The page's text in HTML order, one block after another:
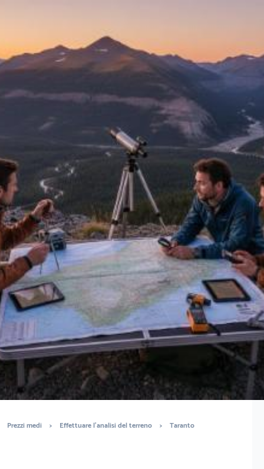
Quanto costa
effettuare l'analisi del
terreno a Taranto?
Prezzi e tariffe 2026
Il costo medio per effettuare l'analisi del
terreno va da25€ a 2000€
Vuoi sapere il prezzo preciso per effettuare l'analisi del terreno?
Ottieni preventivi gratuiti.
È completamente gratuito
Trova geologi
Prezzi medi > Effettuare l'analisi del terreno > Taranto